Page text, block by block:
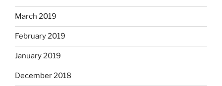
March 2019
February 2019
January 2019
December 2018